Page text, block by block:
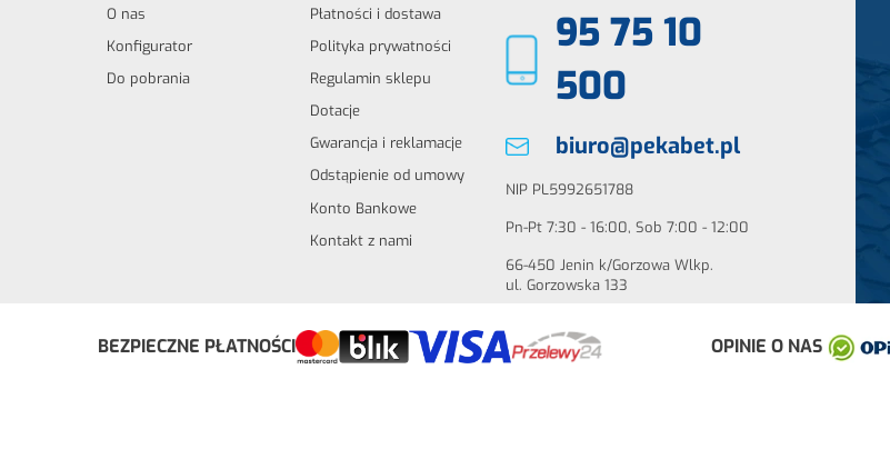
O nas
Konfigurator
Do pobrania
Płatności i dostawa
Polityka prywatności
Regulamin sklepu
Dotacje
Gwarancja i reklamacje
Odstąpienie od umowy
Konto Bankowe
Kontakt z nami
95 75 10
500
biuro@pekabet.pl
NIP PL5992651788
Pn-Pt 7:30 - 16:00, Sob 7:00 - 12:00
66-450 Jenin k/Gorzowa Wlkp.
ul. Gorzowska 133
Odstąp od umowy tutaj
BEZPIECZNE PŁATNOŚCI OPINIE O NAS